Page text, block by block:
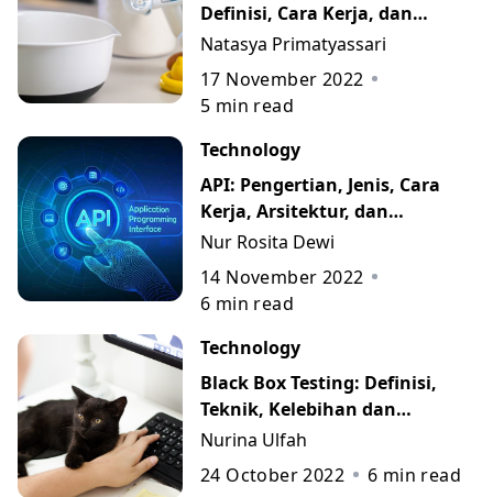
Definisi, Cara Kerja, dan
Contohnya
Natasya Primatyassari
17 November 2022
5 min read
Technology
API: Pengertian, Jenis, Cara
Kerja, Arsitektur, dan
Contohnya
Nur Rosita Dewi
14 November 2022
6 min read
Technology
Black Box Testing: Definisi,
Teknik, Kelebihan dan
Kekurangan beserta
Nurina Ulfah
24 October 2022
6 min read